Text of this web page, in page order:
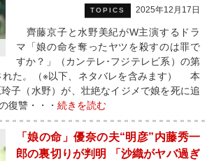
TOPICS 2025年12月17日
齊藤京子と水野美紀がW主演するドラ
マ「娘の命を奪ったヤツを殺すのは罪で
すか？」（カンテレ･フジテレビ系）の第
れた。（※以下、ネタバレを含みます） 本
子（水野）が、壮絶なイジメで娘を死に追
復讐・・・ 続きを読む
「娘の命」優奈の夫“明彦”内藤秀一
郎の裏切りが判明 「沙織がヤバ過ぎ